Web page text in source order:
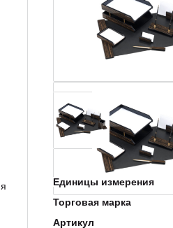
Единицы измерения
Торговая марка
Артикул